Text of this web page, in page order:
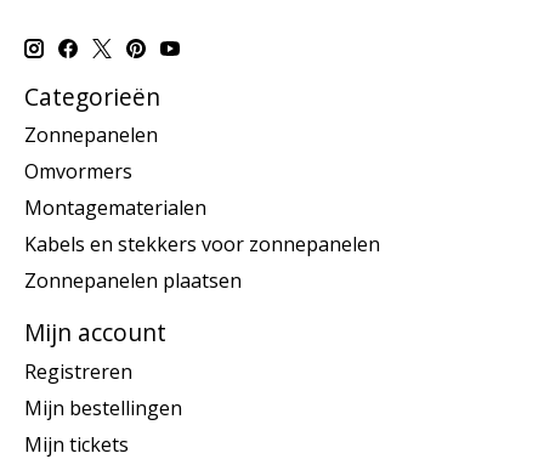
Categorieën
Zonnepanelen
Omvormers
Montagematerialen
Kabels en stekkers voor zonnepanelen
Zonnepanelen plaatsen
Mijn account
Registreren
Mijn bestellingen
Mijn tickets